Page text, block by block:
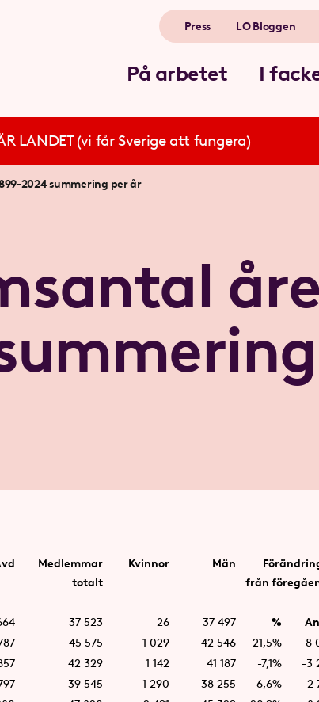
På arbetet I
Press LO Bloggen
LANDET (vi får Sverige att fungera)
2024 summering per år
Medlemmar
totalt
Kvinnor Män
från
37 523 26 37 497 %
45 575 1 029 42 546 21,5%
8
42 329 1 142 41 187 -7,1%
-3
39 545 1 290 38 255 -6,6%
-2